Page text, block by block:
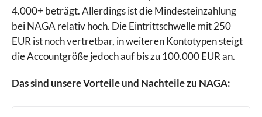
4.000+ beträgt. Allerdings ist die Mindesteinzahlung
bei NAGA relativ hoch. Die Eintrittschwelle mit 250
EUR ist noch vertretbar, in weiteren Kontotypen steigt
die Accountgröße jedoch auf bis zu 100.000 EUR an.
Das sind unsere Vorteile und Nachteile zu NAGA: